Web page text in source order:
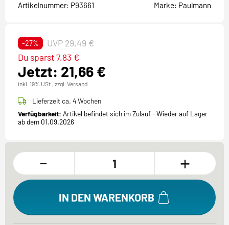
Artikelnummer: P93661 Marke: Paulmann
-27% UVP 29,49 €
Jetzt: 21,66 €
Du sparst 7,83 €
inkl. 19% USt., zzgl. Versand
Lieferzeit ca. 4 Wochen
Verfügbarkeit: Artikel befindet sich im Zulauf - Wieder auf Lager
ab dem 01.09.2026
- +
IN DEN WARENKORB